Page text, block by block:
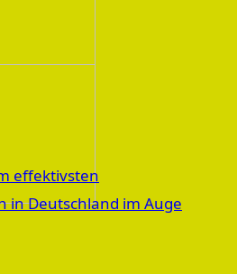
effektivsten
in Deutschland im Auge